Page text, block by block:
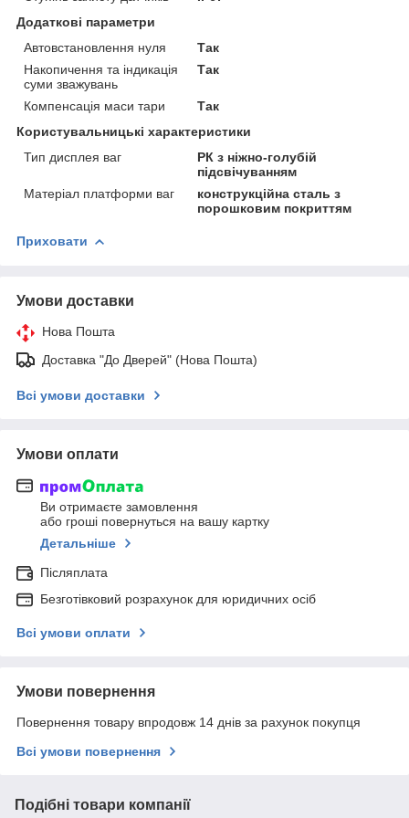
Додаткові параметри
Автовстановлення нуля
Так
Накопичення та індикація
суми зважувань
Так
Компенсація маси тари
Так
Користувальницькі характеристики
Тип дисплея ваг
РК з ніжно-голубій
підсвічуванням
Матеріал платформи ваг
конструкційна сталь з
порошковим покриттям
Приховати
Умови доставки
Нова Пошта
Доставка "До Дверей" (Нова Пошта)
Всі умови доставки
Умови оплати
Ви отримаєте замовлення
або гроші повернуться на вашу картку
Детальніше
Післяплата
Безготівковий розрахунок для юридичних осіб
Всі умови оплати
Умови повернення
Повернення товару впродовж 14 днів за рахунок покупця
Всі умови повернення
Подібні товари компанії